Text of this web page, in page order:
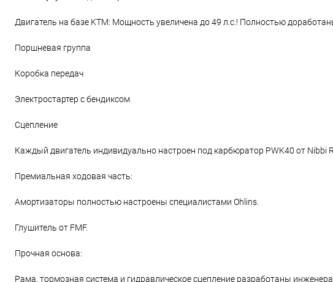
Двигатель на базе KTM: Мощность увеличена до 49 л.с.! Полностью
Поршневая группа
Коробка передач
Электростартер с бендиксом
Сцепление
Каждый двигатель индивидуально настроен под карбюратор PWK40 от Nibbi
Премиальная ходовая часть:
Амортизаторы полностью настроены специалистами Ohlins.
Глушитель от FMF.
Прочная основа:
Рама, тормозная система и гидравлическое сцепление разработаны